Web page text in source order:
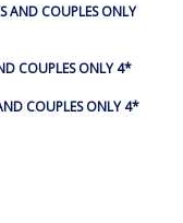
AND COUPLES ONLY
COUPLES ONLY 4*
COUPLES ONLY 4*